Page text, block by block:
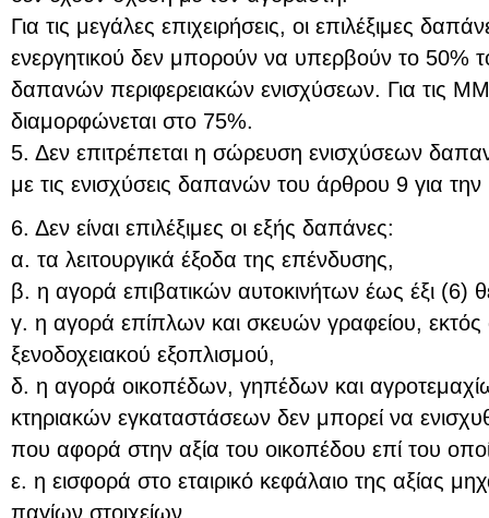
Για τις μεγάλες επιχειρήσεις, οι επιλέξιμες
ενεργητικού δεν μπορούν να υπερβούν το 50%
δαπανών περιφερειακών ενισχύσεων. Για τις
διαμορφώνεται στο 75%.
5. Δεν επιτρέπεται η σώρευση ενισχύσεων
με τις ενισχύσεις δαπανών του άρθρου 9 για την
6. Δεν είναι επιλέξιμες οι εξής δαπάνες:
α. τα λειτουργικά έξοδα της επένδυσης,
β. η αγορά επιβατικών αυτοκινήτων έως έξι (6)
γ. η αγορά επίπλων και σκευών γραφείου,
ξενοδοχειακού εξοπλισμού,
δ. η αγορά οικοπέδων, γηπέδων και
κτηριακών εγκαταστάσεων δεν μπορεί να
που αφορά στην αξία του οικοπέδου επί του
ε. η εισφορά στο εταιρικό κεφάλαιο της αξίας
παγίων στοιχείων,